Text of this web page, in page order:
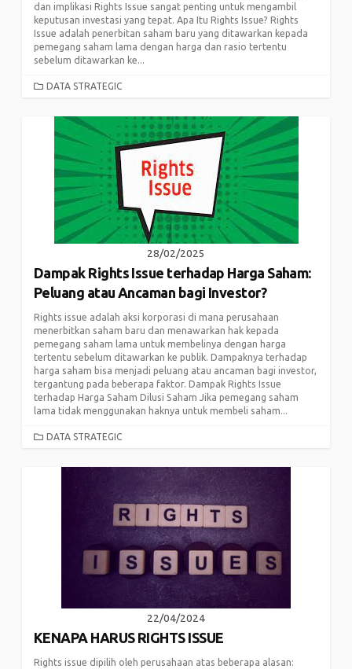
dan implikasi Rights Issue sangat penting untuk mengambil
keputusan investasi yang tepat. Apa Itu Rights Issue? Rights
Issue adalah penerbitan saham baru yang ditawarkan kepada
pemegang saham lama dengan harga dan rasio tertentu
sebelum ditawarkan ke...
CATEGORIES
DATA STRATEGIC
28/02/2025
Dampak Rights Issue terhadap Harga Saham:
Peluang atau Ancaman bagi Investor?
Rights issue adalah aksi korporasi di mana perusahaan
menerbitkan saham baru dan menawarkan hak kepada
pemegang saham lama untuk membelinya dengan harga
tertentu sebelum ditawarkan ke publik. Dampaknya terhadap
harga saham bisa menjadi peluang atau ancaman bagi investor,
tergantung pada beberapa faktor. Dampak Rights Issue
terhadap Harga Saham Dilusi Saham Jika pemegang saham
lama tidak menggunakan haknya untuk membeli saham...
CATEGORIES
DATA STRATEGIC
22/04/2024
KENAPA HARUS RIGHTS ISSUE
Rights issue dipilih oleh perusahaan atas beberapa alasan: